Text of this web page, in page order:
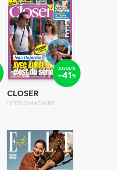
JUSQU'À
-41%
CLOSER
HEBDOMADAIRE